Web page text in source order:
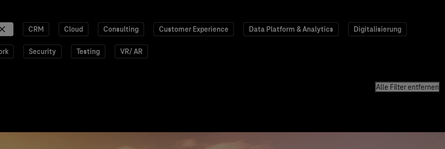
CRM Cloud Consulting Customer Experience Data Platform & Analytics Digitalisierung
Security Testing VR/ AR
Alle Filter entfernen